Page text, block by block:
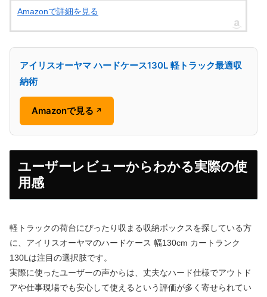
Amazonで詳細を見る
アイリスオーヤマ ハードケース130L 軽トラック最適収
納術
Amazonで見る ↗
ユーザーレビューからわかる実際の使
用感
軽トラックの荷台にぴったり収まる収納ボックスを探している方
に、アイリスオーヤマのハードケース 幅130cm カートランク
130Lは注目の選択肢です。
実際に使ったユーザーの声からは、丈夫なハード仕様でアウトド
アや仕事現場でも安心して使えるという評価が多く寄せられてい